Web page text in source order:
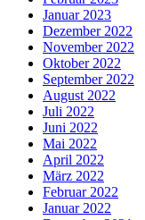
Januar 2023
Dezember 2022
November 2022
Oktober 2022
September 2022
August 2022
Juli 2022
Juni 2022
Mai 2022
April 2022
März 2022
Februar 2022
Januar 2022